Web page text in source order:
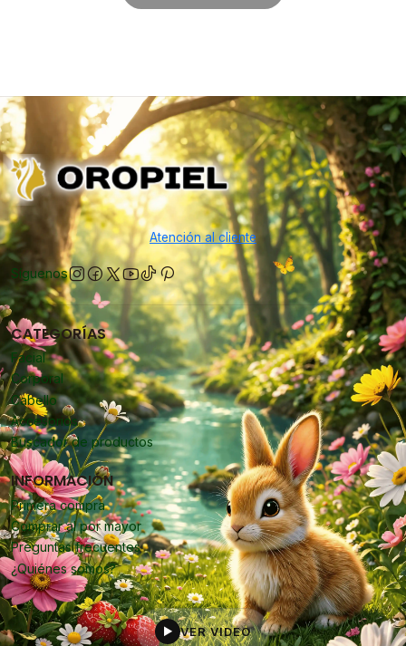
Atención al cliente
Síguenos
CATEGORÍAS
Facial
Corporal
Cabello
Accesorios
Buscador de productos
INFORMACIÓN
Primera compra
Comprar al por mayor
Preguntas frecuentes
¿Quiénes somos?
▶ VER VIDEO